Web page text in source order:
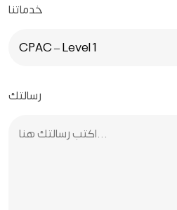
خدماتنا
رسالتك